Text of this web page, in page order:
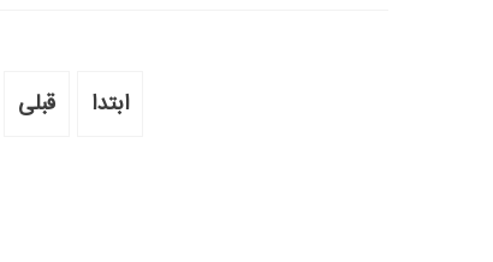
ابتدا قبلی